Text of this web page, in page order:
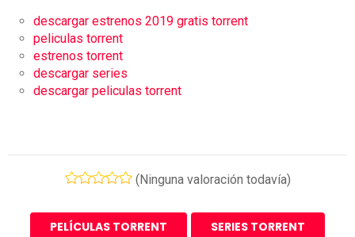
descargar estrenos 2019 gratis torrent
peliculas torrent
estrenos torrent
descargar series
descargar peliculas torrent
(Ninguna valoración todavía)
PELÍCULAS TORRENT SERIES TORRENT